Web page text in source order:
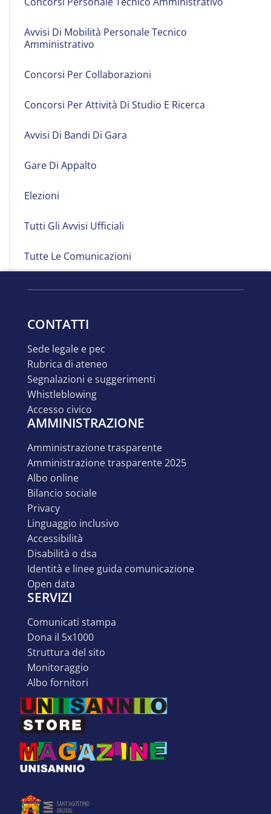
Avvisi Di Mobilità Personale Tecnico
Amministrativo
Concorsi Per Collaborazioni
Concorsi Per Attività Di Studio E Ricerca
Avvisi Di Bandi Di Gara
Gare Di Appalto
Elezioni
Tutti Gli Avvisi Ufficiali
Tutte Le Comunicazioni
CONTATTI
sede legale e pec
rubrica di ateneo
segnalazioni e suggerimenti
whistleblowing
accesso civico
AMMINISTRAZIONE
amministrazione trasparente
amministrazione trasparente 2025
albo online
bilancio sociale
privacy
linguaggio inclusivo
accessibilità
disabilità o dsa
identità e linee guida comunicazione
open data
SERVIZI
comunicati stampa
dona il 5x1000
struttura del sito
monitoraggio
albo fornitori